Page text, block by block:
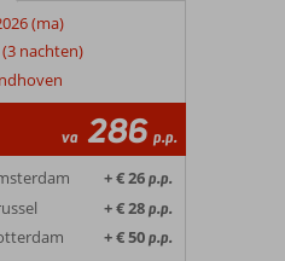
(ma)
nachten)
va 286 p.p.
+ € 26p.p.
+ € 28p.p.
+ € 50p.p.